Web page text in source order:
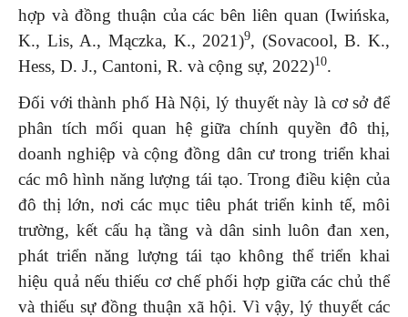
hợp và đồng thuận của các bên liên quan (Iwińska,
K., Lis, A., Mączka, K., 2021)9, (Sovacool, B. K.,
Hess, D. J., Cantoni, R. và cộng sự, 2022)10.
Đối với thành phố Hà Nội, lý thuyết này là cơ sở để
phân tích mối quan hệ giữa chính quyền đô thị,
doanh nghiệp và cộng đồng dân cư trong triển khai
các mô hình năng lượng tái tạo. Trong điều kiện của
đô thị lớn, nơi các mục tiêu phát triển kinh tế, môi
trường, kết cấu hạ tầng và dân sinh luôn đan xen,
phát triển năng lượng tái tạo không thể triển khai
hiệu quả nếu thiếu cơ chế phối hợp giữa các chủ thể
và thiếu sự đồng thuận xã hội. Vì vậy, lý thuyết các